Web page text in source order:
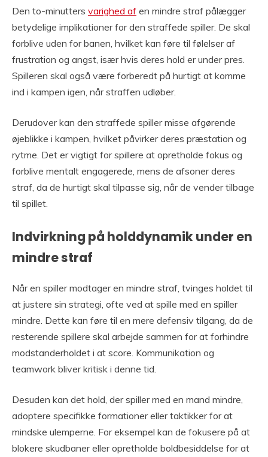
Den to-minutters varighed af en mindre straf pålægger
betydelige implikationer for den straffede spiller. De skal
forblive uden for banen, hvilket kan føre til følelser af
frustration og angst, især hvis deres hold er under pres.
Spilleren skal også være forberedt på hurtigt at komme
ind i kampen igen, når straffen udløber.
Derudover kan den straffede spiller misse afgørende
øjeblikke i kampen, hvilket påvirker deres præstation og
rytme. Det er vigtigt for spillere at opretholde fokus og
forblive mentalt engagerede, mens de afsoner deres
straf, da de hurtigt skal tilpasse sig, når de vender tilbage
til spillet.
Indvirkning på holddynamik under en
mindre straf
Når en spiller modtager en mindre straf, tvinges holdet til
at justere sin strategi, ofte ved at spille med en spiller
mindre. Dette kan føre til en mere defensiv tilgang, da de
resterende spillere skal arbejde sammen for at forhindre
modstanderholdet i at score. Kommunikation og
teamwork bliver kritisk i denne tid.
Desuden kan det hold, der spiller med en mand mindre,
adoptere specifikke formationer eller taktikker for at
mindske ulemperne. For eksempel kan de fokusere på at
blokere skudbaner eller opretholde boldbesiddelse for at